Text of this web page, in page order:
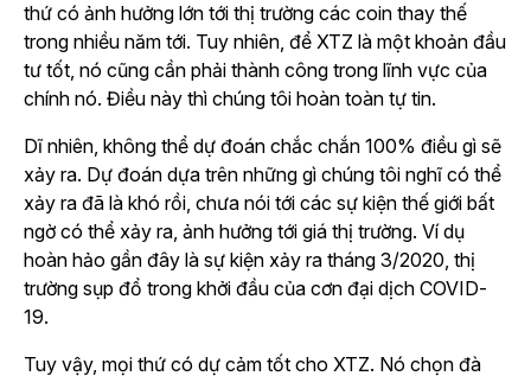
thứ có ảnh hưởng lớn tới thị trường các coin thay thế
trong nhiều năm tới. Tuy nhiên, để XTZ là một khoản đầu
tư tốt, nó cũng cần phải thành công trong lĩnh vực của
chính nó. Điều này thì chúng tôi hoàn toàn tự tin.
Dĩ nhiên, không thể dự đoán chắc chắn 100% điều gì sẽ
xảy ra. Dự đoán dựa trên những gì chúng tôi nghĩcó thể
xảy ra đã là khó rồi, chưa nói tới các sự kiện thế giới bất
ngờ có thể xảy ra, ảnh hưởng tới giá thị trường. Ví dụ
hoàn hảo gần đây là sự kiện xảy ra tháng 3/2020, thị
trường sụp đổ trong khởi đầu của cơn đại dịch COVID-
19.
Tuy vậy, mọi thứ có dự cảm tốt cho XTZ. Nó chọn đà